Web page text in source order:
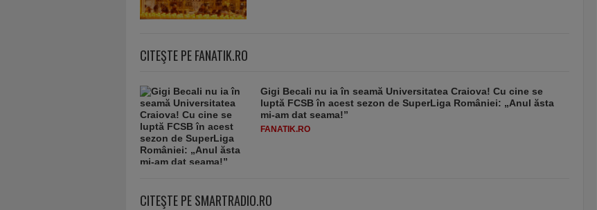
CITEŞTE PE FANATIK.RO
Gigi Becali nu ia în seamă Universitatea Craiova! Cu cine se
luptă FCSB în acest sezon de SuperLiga României: „Anul ăsta
mi-am dat seama!”
FANATIK.RO
CITEŞTE PE SMARTRADIO.RO